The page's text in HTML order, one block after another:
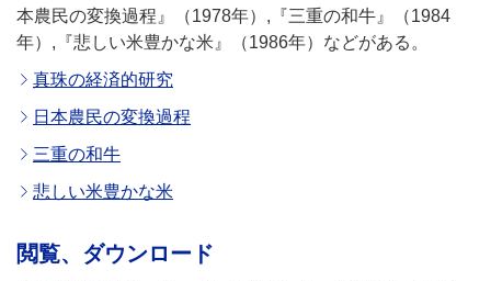
本農民の変換過程』（1978年）,『三重の和牛』（1984
年）,『悲しい米豊かな米』（1986年）などがある。
真珠の経済的研究
日本農民の変換過程
三重の和牛
悲しい米豊かな米
閲覧、ダウンロード